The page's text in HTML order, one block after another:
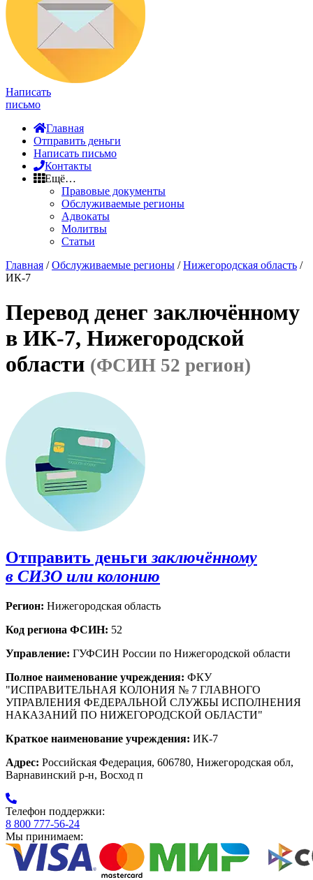
Написать
письмо
Главная
Отправить деньги
Написать письмо
Контакты
Ещё…
Правовые документы
Обслуживаемые регионы
Адвокаты
Молитвы
Статьи
Главная /Обслуживаемые регионы /Нижегородская область /
ИК-7
Перевод денег заключённому
в ИК-7, Нижегородской
области (ФСИН 52 регион)
Отправить деньги заключённому
в СИЗО или колонию
Регион: Нижегородская область
Код региона ФСИН: 52
Управление: ГУФСИН России по Нижегородской области
Полное наименование учреждения: ФКУ
"ИСПРАВИТЕЛЬНАЯ КОЛОНИЯ № 7 ГЛАВНОГО
УПРАВЛЕНИЯ ФЕДЕРАЛЬНОЙ СЛУЖБЫ ИСПОЛНЕНИЯ
НАКАЗАНИЙ ПО НИЖЕГОРОДСКОЙ ОБЛАСТИ"
Краткое наименование учреждения: ИК-7
Адрес: Российская Федерация, 606780, Нижегородская обл,
Варнавинский р-н, Восход п
Телефон поддержки:
8 800 777-56-24
Мы принимаем: